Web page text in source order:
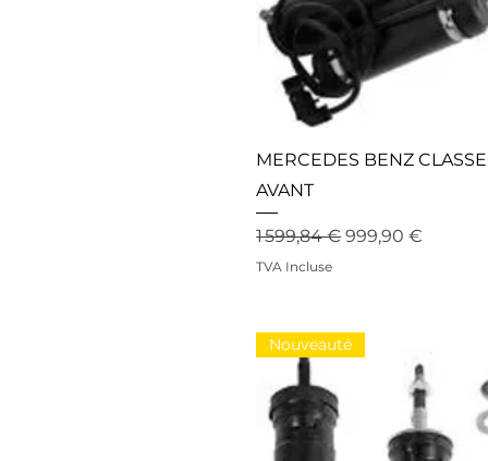
MERCEDES BENZ
AVANT
Prix original
1 599,84 € Prix
999,90 €
TVA Incluse
Nouveauté